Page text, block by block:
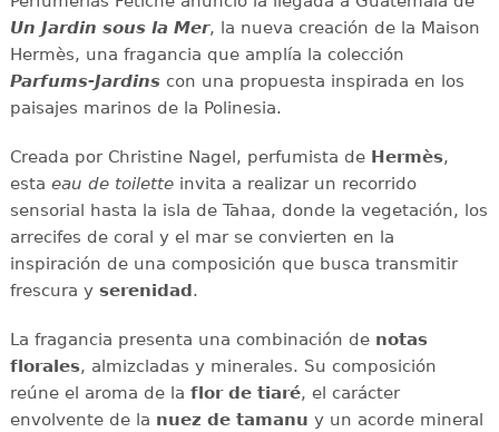
Un Jardin sous la Mer, la nueva creación de la Maison
Hermès, una fragancia que amplía la colección
Parfums-Jardinscon una propuesta inspirada en los
paisajes marinos de la Polinesia.
Creada por Christine Nagel, perfumista de Hermès,
esta eau de toiletteinvita a realizar un recorrido
sensorial hasta la isla de Tahaa, donde la vegetación, los
arrecifes de coral y el mar se convierten en la
inspiración de una composición que busca transmitir
frescura y serenidad .
La fragancia presenta una combinación de notas
florales, almizcladas y minerales. Su composición
reúne el aroma de la flor de tiaré, el carácter
envolvente de la nuez de tamanu y un acorde mineral